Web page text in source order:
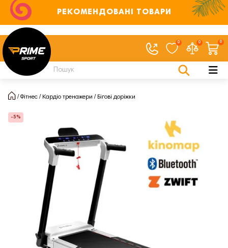
РЕКОМЕНДОВАНІ ТОВАРИ
0 0 0
Фітнес Кардіо тренажери Бігові доріжки
-5%